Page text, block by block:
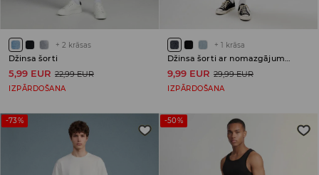
+ 2 krāsas
Džinsa šorti
5,99 EUR 22,99 EUR
IZPĀRDOŠANA
+ 1 krāsa
9,99 EUR 29,99 EUR
IZPĀRDOŠANA
-73% -50%